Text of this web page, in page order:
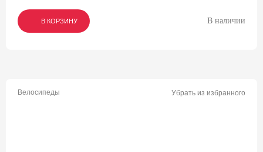
В КОРЗИНУ
В КОРЗИНУ
В КОРЗИНУ В наличии
Велосипеды Убрать из избранного